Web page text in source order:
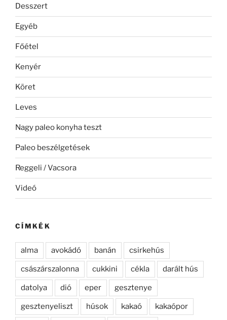
Desszert
Egyéb
Főétel
Kenyér
Köret
Leves
Nagy paleo konyha teszt
Paleo beszélgetések
Reggeli / Vacsora
Videó
CÍMKÉK
alma avokádó banán csirkehús
császárszalonna cukkini cékla darált hús
datolya dió eper gesztenye
gesztenyeliszt húsok kakaó kakaópor